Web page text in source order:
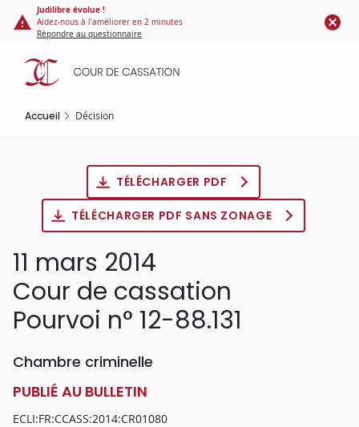
Panneau de gestion des cookies
contenu
principal
Judilibre évolue !
Aidez-nous à l'améliorer en 2 minutes
Répondre au questionnaire
Accueil Décision
TÉLÉCHARGER PDF
TÉLÉCHARGER PDF SANS ZONAGE
11 mars 2014
Cour de cassation
Pourvoi n° 12-88.131
Chambre criminelle
PUBLIÉ AU BULLETIN
ECLI:FR:CCASS:2014:CR01080